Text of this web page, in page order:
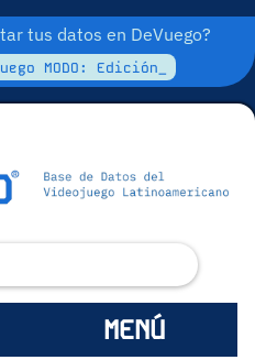
tus datos en DeVuego?
MODO: Edición_
MENÚ